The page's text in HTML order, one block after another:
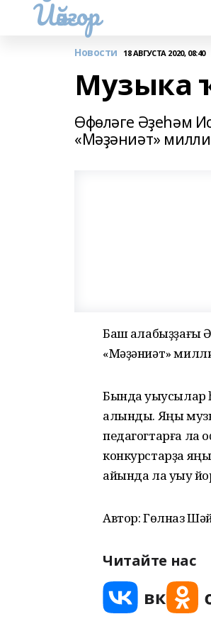
Йәйғор
Новости 18 АВГУСТА 2020, 08:40
Музыка
Өфөләге Әҙеһәм
«Мәҙәниәт»
Баш ҡалабыҙҙағы
«Мәҙәниәт»
Бында уҡыусылар
алынды. Яңы
педагогтарға ла
конкурстарҙа
айында ла уҡыу
Автор: Гөлназ
Читайте нас